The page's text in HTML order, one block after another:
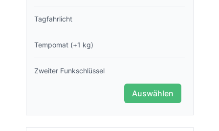
Tagfahrlicht
Tempomat (+1 kg)
Zweiter Funkschlüssel
Auswählen